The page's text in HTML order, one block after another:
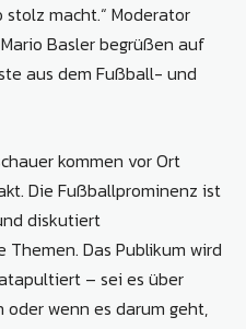
macht.“ Moderator
Basler begrüßen auf
aus dem Fußball- und
kommen vor Ort
Die Fußballprominenz ist
diskutiert
Das Publikum wird
– sei es über
wenn es darum geht,